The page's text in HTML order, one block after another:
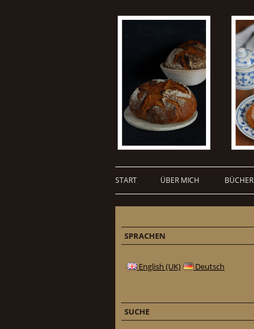
START ÜBER MICH BÜCHER
SPRACHEN
English (UK) Deutsch
SUCHE